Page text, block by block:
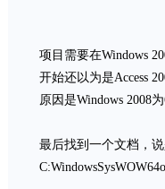
项目需要在Windows
开始还以为是Access
原因是Windows 2008
最后找到一个文档，